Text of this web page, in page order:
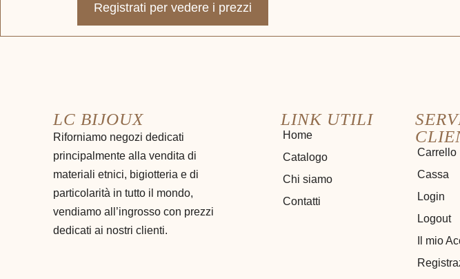
Registrati per vedere i prezzi
LC BIJOUX
Riforniamo negozi dedicati
principalmente alla vendita di
materiali etnici, bigiotteria e di
particolarità in tutto il mondo,
vendiamo all’ingrosso con prezzi
dedicati ai nostri clienti.
LINK UTILI
Home
Catalogo
Chi siamo
Contatti
Carrello
Cassa
Login
Logout
Il mio